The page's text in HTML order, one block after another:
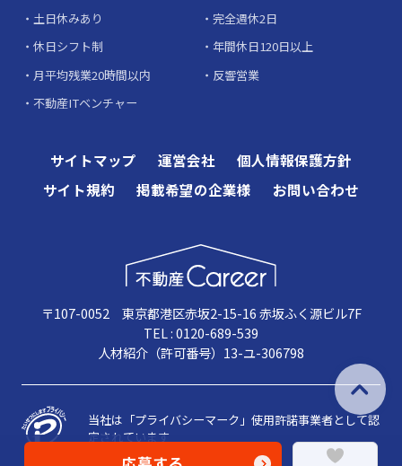
土日休みあり
完全週休2日
休日シフト制
年間休日120日以上
月平均残業20時間以内
反響営業
不動産ITベンチャー
サイトマップ 運営会社
個人情報保護方針
サイト規約
掲載希望の企業様 お問い合わせ
〒107-0052 東京都港区赤坂2-15-16 赤坂ふく源ビル7F
TEL : 0120-689-539
人材紹介（許可番号）13-ユ-306798
当社は「プライバシーマーク」使用許諾事業者として認
定されています